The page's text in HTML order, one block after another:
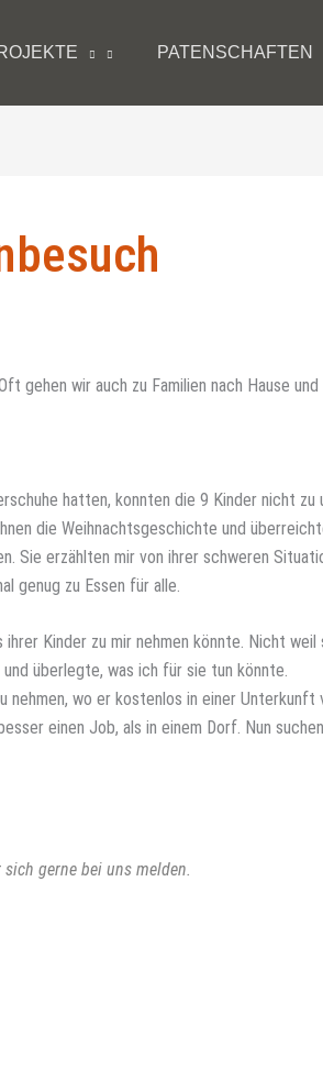
PATENSCHAFTEN
gehen wir auch zu Familien nach Hause und
hatten, konnten die 9 Kinder nicht zu
die Weihnachtsgeschichte und
Sie erzählten mir von ihrer schweren
genug zu Essen für alle.
Kinder zu mir nehmen könnte. Nicht weil
überlegte, was ich für sie tun könnte.
nehmen, wo er kostenlos in einer Unterkunft
einen Job, als in einem Dorf. Nun
gerne bei uns melden.